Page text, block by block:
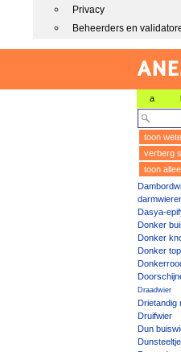
Privacy
Beheerders en
a
toon
verberg
toon
Dasya-
Donker
Donker
Donker
Draadwier
Drietandig
Druifwier
Dun
Dunsteeltje